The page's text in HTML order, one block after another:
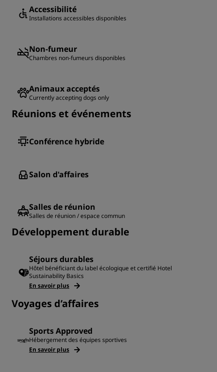
Accessibilité
Installations accessibles disponibles
Non-fumeur
Chambres non-fumeurs disponibles
Animaux acceptés
Currently accepting dogs only
Réunions et événements
Conférence hybride
Salon d'affaires
Salles de réunion
Salles de réunion / espace commun
Développement durable
Séjours durables
Hôtel bénéficiant du label écologique et certifié Hotel
Sustainability Basics
En savoir plus
Voyages d’affaires
Sports Approved
Hébergement des équipes sportives
En savoir plus